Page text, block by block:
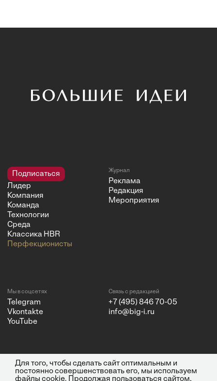
Подписаться
Лидер
Компания
Команда
Технологии
Среда
Классика HBR
Перфекционисты
Журнал
Реклама
Редакция
Мероприятия
Мы в соцсетях
Telegram
Vkontakte
YouTube
Связь с редакцией
+7 (495) 846 70-05
info@big-i.ru
© 2026 ООО "Бизнес Инсайт
Медиа"
Политика конфиденциальности
Для того, чтобы сделать сайт оптимальным и
постоянно совершенствовать его, мы используем
файлы cookie. Продолжая пользоваться сайтом,